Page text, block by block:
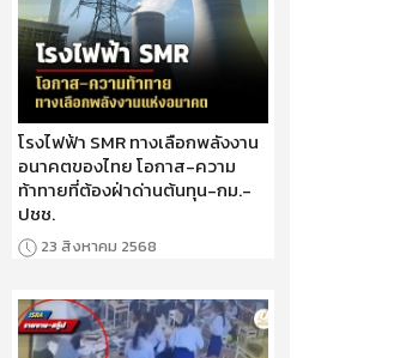
โรงไฟฟ้า SMR ทางเลือกพลังงาน
อนาคตของไทย โอกาส-ความ
ท้าทายที่ต้องฝ่าด่านต้นทุน-กม.-
ปชช.
23 สิงหาคม 2568